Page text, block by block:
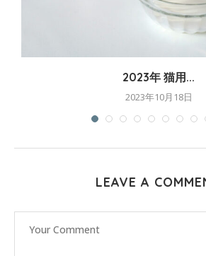
2023年 猫用...
2023年10月18日
LEAVE A